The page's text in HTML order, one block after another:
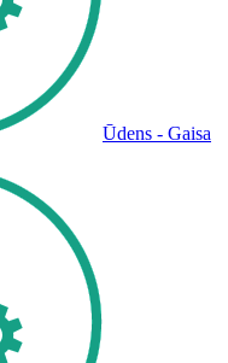
Ūdens - Gaisa